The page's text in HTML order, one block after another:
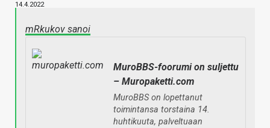
14.4.2022
mRkukov sanoi
MuroBBS-foorumi on suljettu
– Muropaketti.com
MuroBBS on lopettanut
toimintansa torstaina 14.
huhtikuuta, palveltuaan